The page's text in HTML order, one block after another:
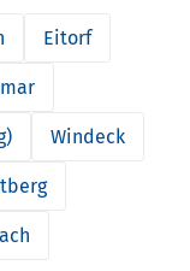
Eitorf
Windeck